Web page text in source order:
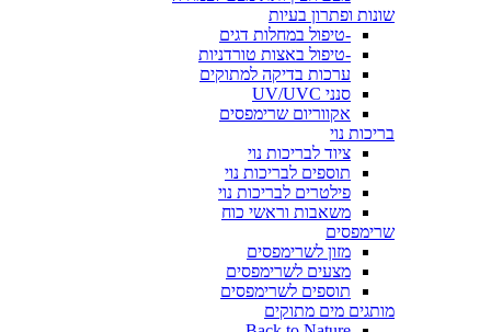
שונות ופתרון בעיות
-טיפול במחלות דגים
-טיפול באצות טורדניות
ערכות בדיקה למתוקים
סנני UV/UVC
אקווריום שרימפסים
בריכות נוי
ציוד לבריכות נוי
תוספים לבריכות נוי
פילטרים לבריכות נוי
משאבות וראשי כוח
שרימפסים
מזון לשרימפסים
מצעים לשרימפסים
תוספים לשרימפסים
מותגים מים מתוקים